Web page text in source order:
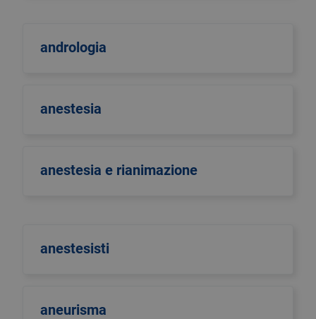
andrologia
anestesia
anestesia e rianimazione
anestesisti
aneurisma